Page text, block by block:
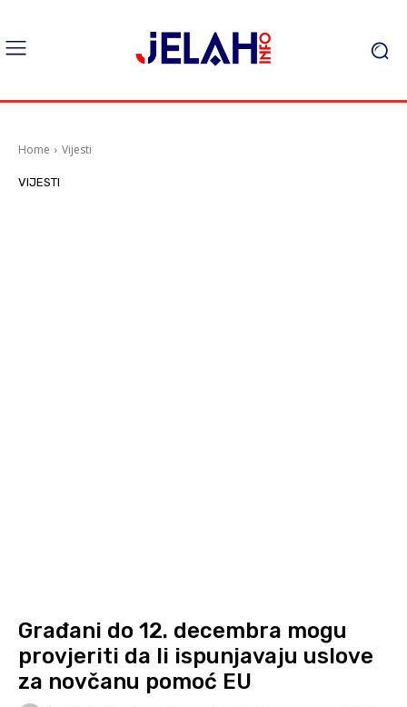
Home Vijesti
VIJESTI
Građani do 12. decembra mogu
provjeriti da li ispunjavaju uslove
za novčanu pomoć EU